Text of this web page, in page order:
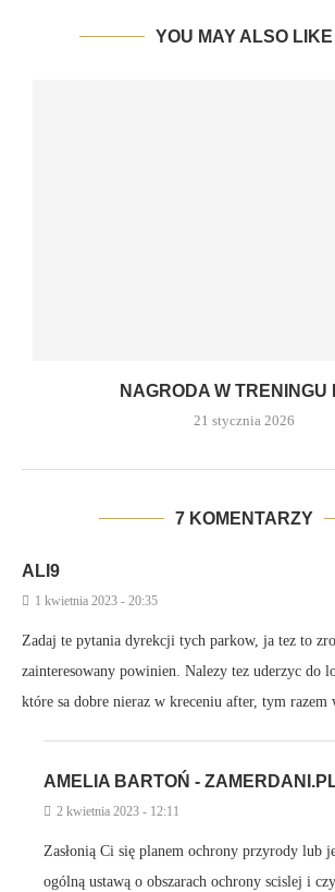
YOU MAY ALSO LIKE
NAGRODA W TRENINGU
21 stycznia 2026
7 KOMENTARZY
ALI9
1 kwietnia 2023 - 20:35
Zadaj te pytania dyrekcji tych parkow, ja tez to
zainteresowany powinien. Nalezy tez uderzyc do
które sa dobre nieraz w kreceniu after, tym razem
AMELIA BARTOŃ -
2 kwietnia 2023 - 12:11
Zasłonią Ci się planem ochrony przyrody lub
ogólną ustawą o obszarach ochrony scislej i